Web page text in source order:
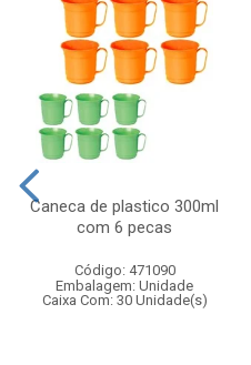
Caneca de plastico 300ml
com 6 pecas
Código: 471090
Embalagem: Unidade
Caixa Com: 30 Unidade(s)